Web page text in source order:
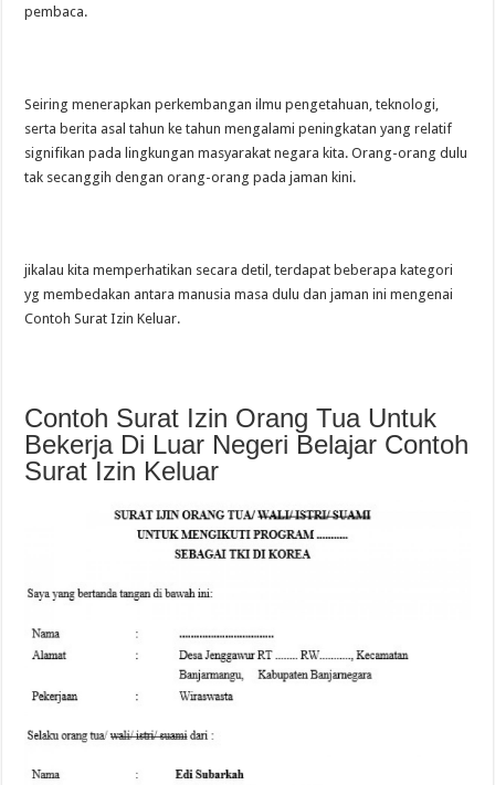
pembaca.
Seiring menerapkan perkembangan ilmu pengetahuan, teknologi,
serta berita asal tahun ke tahun mengalami peningkatan yang relatif
signifikan pada lingkungan masyarakat negara kita. Orang-orang dulu
tak secanggih dengan orang-orang pada jaman kini.
jikalau kita memperhatikan secara detil, terdapat beberapa kategori
yg membedakan antara manusia masa dulu dan jaman ini mengenai
Contoh Surat Izin Keluar.
Contoh Surat Izin Orang Tua Untuk
Bekerja Di Luar Negeri Belajar Contoh
Surat Izin Keluar